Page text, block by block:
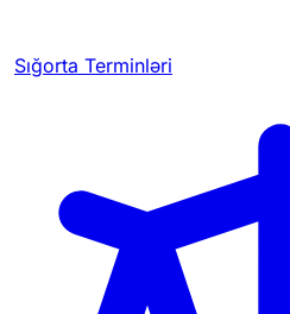
Sığorta Terminləri